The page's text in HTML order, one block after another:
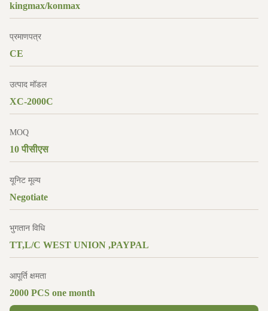
kingmax/konmax
प्रमाणपत्र
CE
उत्पाद मॉडल
XC-2000C
MOQ
10 पीसीएस
यूनिट मूल्य
Negotiate
भुगतान विधि
TT,L/C WEST UNION ,PAYPAL
आपूर्ति क्षमता
2000 PCS one month